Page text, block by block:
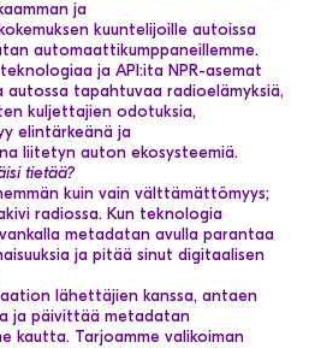
ja
kuuntelijoille autoissa
automaattikumppaneillemme.
ja API:ita NPR-asemat
tapahtuvaa radioelämyksiä,
kuljettajien odotuksia,
elintärkeänä ja
liitetyn auton ekosysteemiä.
tietää?
kuin vain välttämättömyys;
radiossa. Kun teknologia
metadatan avulla parantaa
ja pitää sinut digitaalisen
lähettäjien kanssa, antaen
ja päivittää metadatan
kautta. Tarjoamme valikoiman